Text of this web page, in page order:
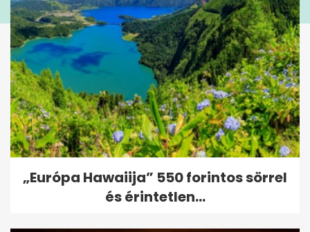
„Európa Hawaiija” 550 forintos sörrel
és érintetlen...